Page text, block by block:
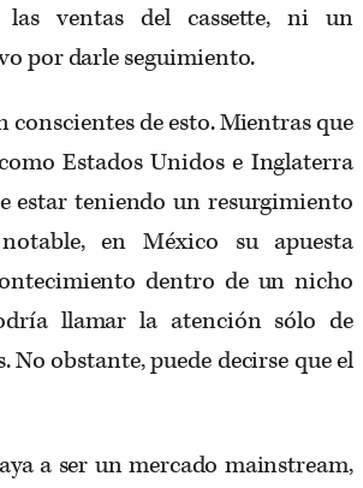
las ventas del cassette, ni un
por darle seguimiento.
conscientes de esto. Mientras que
Estados Unidos e Inglaterra
estar teniendo un resurgimiento
en México su apuesta
dentro de un nicho
llamar la atención sólo de
No obstante, puede decirse que el
a ser un mercado mainstream,